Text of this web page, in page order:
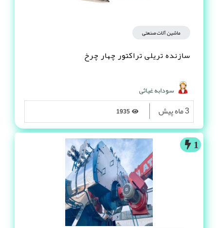
ماشین آلات صنعتی
سازنده تریلی تراکتور چهار چرخ
سودابه غیاثی
3 ماه پیش
1